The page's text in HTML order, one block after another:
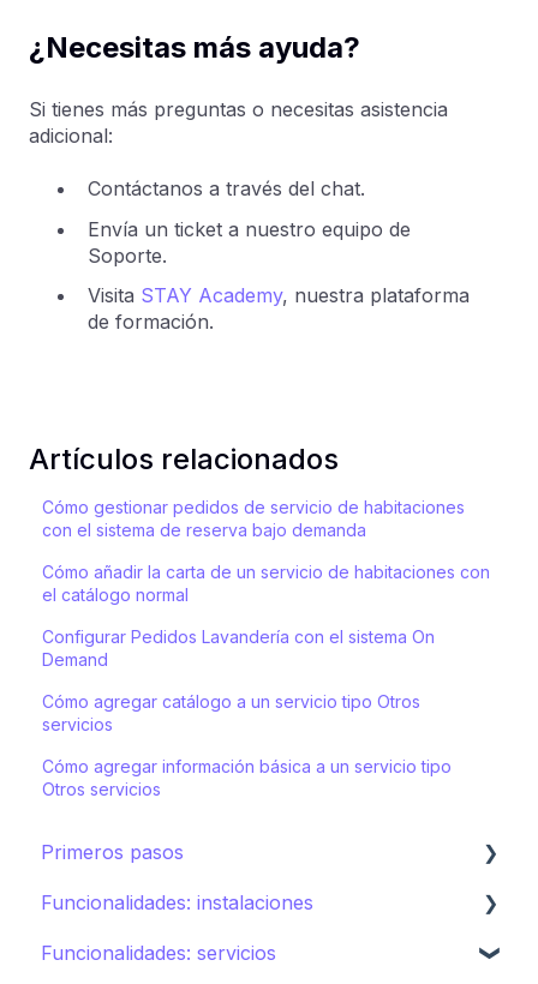
¿Necesitas más ayuda?
Si tienes más preguntas o necesitas asistencia
adicional:
Contáctanos a través del chat.
Envía un ticket a nuestro equipo de
Soporte.
Visita STAY Academy, nuestra plataforma
de formación.
Artículos relacionados
Cómo gestionar pedidos de servicio de habitaciones
con el sistema de reserva bajo demanda
Cómo añadir la carta de un servicio de habitaciones con
el catálogo normal
Configurar Pedidos Lavandería con el sistema On
Demand
Cómo agregar catálogo a un servicio tipo Otros
servicios
Cómo agregar información básica a un servicio tipo
Otros servicios
Primeros pasos
Ecosistema de STAY
Cómo crear tu hotel en STAY
Funcionalidades: instalaciones
Restaurantes
Funcionalidades: servicios